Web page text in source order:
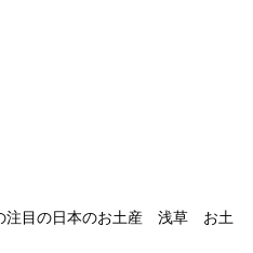
注目の日本のお土産 浅草 お土